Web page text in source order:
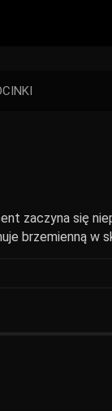
zaczyna się
brzemienną w